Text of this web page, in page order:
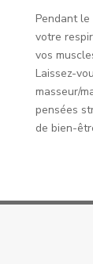
Pendant
votre
vos
Laissez-
masseur/
pensées
de bien-